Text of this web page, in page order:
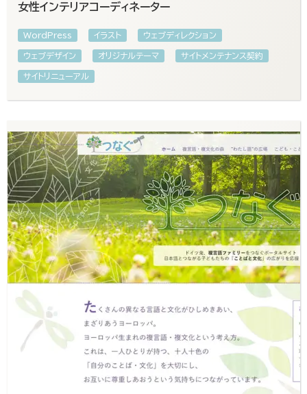
女性インテリアコーディネーター
WordPress イラスト ウェブディレクション
ウェブデザイン オリジナルテーマ サイトメンテナンス契約
サイトリニューアル